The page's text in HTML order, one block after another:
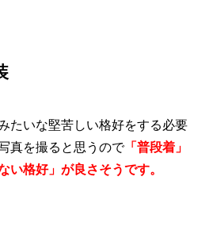
たいな堅苦しい格好をする必要
真を撮ると思うので「普段着」
い格好」が良さそうです。